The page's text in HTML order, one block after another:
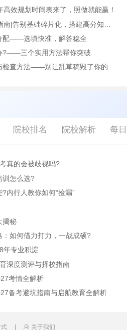
效规划时间表来了，照做就能赢！
别基础碎片化，搭建高分知识体系
配——选填快准，解答稳全
?——三个实用方法帮你突破
查方法——别让乱草稿毁了你的分数
院校排名 院校解析 每
真的会被歧视吗?
训怎么选?
内行人教你如何“捡漏”
揭秘
如何借力打力，一战成硕?
年专业积淀
深度测评与择校指南
考情全解析
备考避坑指南与启航教育全解析
| 关于我们